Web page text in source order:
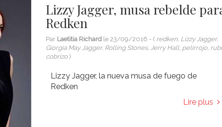
Lizzy Jagger, musa rebelde
Redken
Par Laetitia Richard le 23/09/2016 - ( redken, Lizzy Jagger,
Giorgia May Jagger, Rolling Stones, Jerry Hall, pelirrojo,
cobrizo )
Lizzy Jagger, la nueva musa de fuego de
Redken
Lire plus